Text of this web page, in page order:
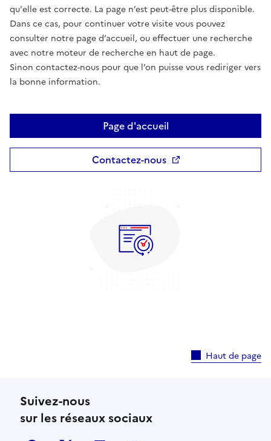
qu'elle est correcte. La page n’est peut-être plus disponible.
Dans ce cas, pour continuer votre visite vous pouvez
consulter notre page d’accueil, ou effectuer une recherche
avec notre moteur de recherche en haut de page.
Sinon contactez-nous pour que l’on puisse vous rediriger vers
la bonne information.
Page d'accueil
Contactez-nous
Haut de page
Suivez-nous
sur les réseaux sociaux